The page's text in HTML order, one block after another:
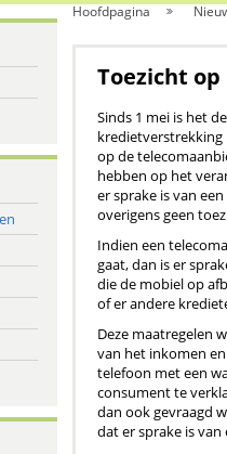
Hoofdpagina
Toezicht
Sinds 1 mei is het
kredietverstrekking
op de
hebben op het
er sprake is van
overigens geen
Indien een
gaat, dan is er
die de mobiel op
of er andere
Deze maatregelen
van het inkomen
telefoon met een
consument te
dan ook gevraagd
dat er sprake is